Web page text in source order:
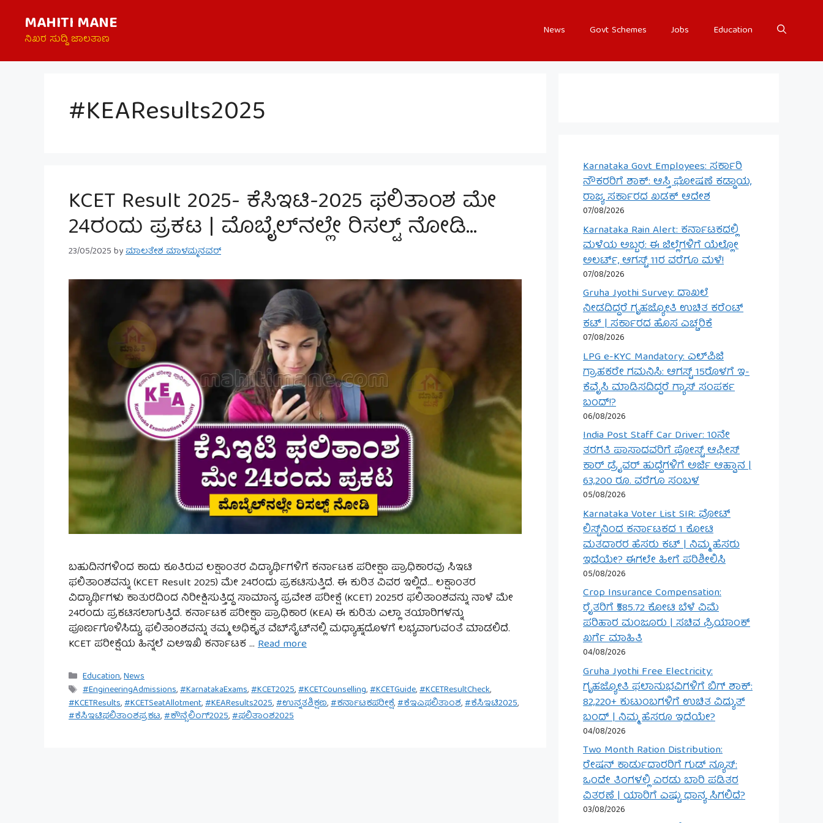
content
MAHITI MANE
ನಿಖರ ಸುದ್ದಿ ಜಾಲತಾಣ
News Govt Schemes Jobs Education
#KEAResults2025
KCET Result 2025- ಕೆಸಿಇಟಿ-2025 ಫಲಿತಾಂಶ ಮೇ
24ರಂದು ಪ್ರಕಟ | ಮೊಬೈಲ್‌ನಲ್ಲೇ ರಿಸಲ್ಟ್ ನೋಡಿ…
23/05/2025byಮಾಲತೇಶ ಮಾಳಮ್ಮನವರ್
ಬಹುದಿನಗಳಿಂದ ಕಾದು ಕೂತಿರುವ ಲಕ್ಷಾಂತರ ವಿದ್ಯಾರ್ಥಿಗಳಿಗೆ ಕರ್ನಾಟಕ ಪರೀಕ್ಷಾ ಪ್ರಾಧಿಕಾರವು ಸಿಇಟಿ
ಫಲಿತಾಂಶವನ್ನು (KCET Result 2025) ಮೇ 24ರಂದು ಪ್ರಕಟಿಸುತ್ತಿದೆ. ಈ ಕುರಿತ ವಿವರ ಇಲ್ಲಿದೆ… ಲಕ್ಷಾಂತರ
ವಿದ್ಯಾರ್ಥಿಗಳು ಕಾತುರದಿಂದ ನಿರೀಕ್ಷಿಸುತ್ತಿದ್ದ ಸಾಮಾನ್ಯ ಪ್ರವೇಶ ಪರೀಕ್ಷೆ (KCET) 2025ರ ಫಲಿತಾಂಶವನ್ನು ನಾಳೆ ಮೇ
24ರಂದು ಪ್ರಕಟಿಸಲಾಗುತ್ತಿದೆ. ಕರ್ನಾಟಕ ಪರೀಕ್ಷಾ ಪ್ರಾಧಿಕಾರ (KEA) ಈ ಕುರಿತು ಎಲ್ಲಾ ತಯಾರಿಗಳನ್ನು
ಪೂರ್ಣಗೊಳಿಸಿದ್ದು, ಫಲಿತಾಂಶವನ್ನು ತಮ್ಮ ಅಧಿಕೃತ ವೆಬ್‌ಸೈಟ್‌ನಲ್ಲಿ ಮಧ್ಯಾಹ್ನದೊಳಗೆ ಲಭ್ಯವಾಗುವಂತೆ ಮಾಡಲಿದೆ.
KCET ಪರೀಕ್ಷೆಯ ಹಿನ್ನಲೆ ಏಅಇಖಿ ಕರ್ನಾಟಕ … Read more
Categories
Education,News
Tags
#EngineeringAdmissions,#KarnatakaExams,#KCET2025,#KCETCounselling,#KCETGuide,#KCETResultCheck,
#KCETResults,#KCETSeatAllotment,#KEAResults2025,#ಉನ್ನತಶಿಕ್ಷಣ,#ಕರ್ನಾಟಕಪರೀಕ್ಷೆ,#ಕೆಇಎಫಲಿತಾಂಶ,#ಕೆಸಿಇಟಿ2025,
#ಕೆಸಿಇಟಿಫಲಿತಾಂಶಪ್ರಕಟ,#ಕೌನ್ಸೆಲಿಂಗ್2025,#ಫಲಿತಾಂಶ2025
Karnataka Govt Employees: ಸರ್ಕಾರಿ
ನೌಕರರಿಗೆ ಶಾಕ್: ಆಸ್ತಿ ಘೋಷಣೆ ಕಡ್ಡಾಯ,
ರಾಜ್ಯ ಸರ್ಕಾರದ ಖಡಕ್ ಆದೇಶ
07/08/2026
Karnataka Rain Alert: ಕರ್ನಾಟಕದಲ್ಲಿ
ಮಳೆಯ ಅಬ್ಬರ: ಈ ಜಿಲ್ಲೆಗಳಿಗೆ ಯೆಲ್ಲೋ
ಅಲರ್ಟ್, ಆಗಸ್ಟ್ 11ರ ವರೆಗೂ ಮಳೆ!
07/08/2026
Gruha Jyothi Survey: ದಾಖಲೆ
ನೀಡದಿದ್ದರೆ ಗೃಹಜ್ಯೋತಿ ಉಚಿತ ಕರೆಂಟ್
ಕಟ್ | ಸರ್ಕಾರದ ಹೊಸ ಎಚ್ಚರಿಕೆ
07/08/2026
LPG e-KYC Mandatory: ಎಲ್‌ಪಿಜಿ
ಗ್ರಾಹಕರೇ ಗಮನಿಸಿ: ಆಗಸ್ಟ್ 15ರೊಳಗೆ ಇ-
ಕೆವೈಸಿ ಮಾಡಿಸದಿದ್ದರೆ ಗ್ಯಾಸ್ ಸಂಪರ್ಕ
ಬಂದ್!?
06/08/2026
India Post Staff Car Driver: 10ನೇ
ತರಗತಿ ಪಾಸಾದವರಿಗೆ ಪೋಸ್ಟ್ ಆಫೀಸ್
ಕಾರ್ ಡ್ರೈವರ್ ಹುದ್ದೆಗಳಿಗೆ ಅರ್ಜಿ ಆಹ್ವಾನ |
63,200 ರೂ. ವರೆಗೂ ಸಂಬಳ
05/08/2026
Karnataka Voter List SIR: ವೋಟ್
ಲಿಸ್ಟ್‌ನಿಂದ ಕರ್ನಾಟಕದ 1 ಕೋಟಿ
ಮತದಾರರ ಹೆಸರು ಕಟ್ | ನಿಮ್ಮ ಹೆಸರು
ಇದೆಯೇ? ಈಗಲೇ ಹೀಗೆ ಪರಿಶೀಲಿಸಿ
05/08/2026
Crop Insurance Compensation:
ರೈತರಿಗೆ ₹585.72 ಕೋಟಿ ಬೆಳೆ ವಿಮೆ
ಪರಿಹಾರ ಮಂಜೂರು | ಸಚಿವ ಪ್ರಿಯಾಂಕ್
ಖರ್ಗೆ ಮಾಹಿತಿ
04/08/2026
Gruha Jyothi Free Electricity:
ಗೃಹಜ್ಯೋತಿ ಫಲಾನುಭವಿಗಳಿಗೆ ಬಿಗ್ ಶಾಕ್:
82,220+ ಕುಟುಂಬಗಳಿಗೆ ಉಚಿತ ವಿದ್ಯುತ್
ಬಂದ್ | ನಿಮ್ಮ ಹೆಸರೂ ಇದೆಯೇ?
04/08/2026
Two Month Ration Distribution:
ರೇಷನ್ ಕಾರ್ಡುದಾರರಿಗೆ ಗುಡ್ ನ್ಯೂಸ್:
ಒಂದೇ ತಿಂಗಳಲ್ಲಿ ಎರಡು ಬಾರಿ ಪಡಿತರ
ವಿತರಣೆ | ಯಾರಿಗೆ ಎಷ್ಟು ಧಾನ್ಯ ಸಿಗಲಿದೆ?
03/08/2026